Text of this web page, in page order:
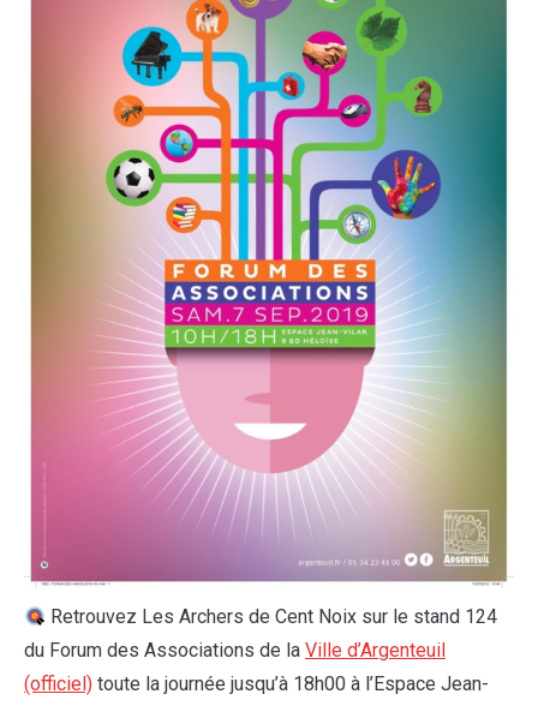
Retrouvez Les Archers de Cent Noix sur le stand 124
du Forum des Associations de la Ville d’Argenteuil
(officiel) toute la journée jusqu’à 18h00 à l’Espace Jean-